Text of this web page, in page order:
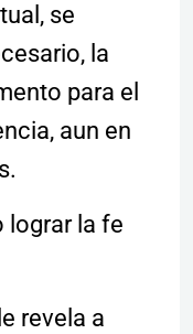
se
la
para el
aun en
lograr la fe
revela a